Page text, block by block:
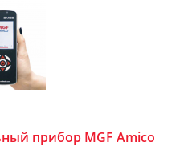
прибор MGF Amico